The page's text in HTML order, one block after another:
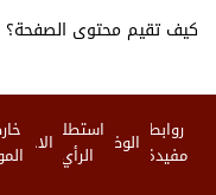
كيف تقيم محتوى الصفحة؟
روابط
مفيدة الوظائفاستطلاع
الرأي الاخبار